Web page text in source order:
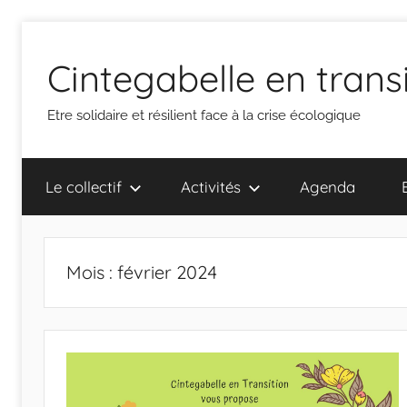
contenu
Cintegabelle en
Etre solidaire et résilient face à la crise écologique
Le collectif Activités Agenda
Mois : février 2024